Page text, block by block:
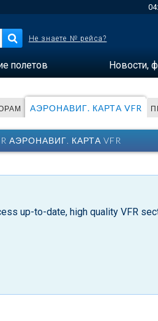
Не знаете № рейса?
полетов Новости,
АЭРОНАВИГ. КАРТА VFR
АЭРОНАВИГ. КАРТА VFR
up-to-date, high quality VFR